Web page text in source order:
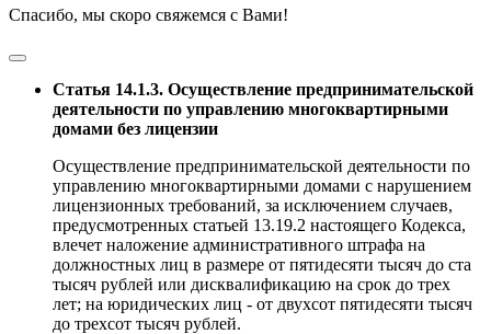
Спасибо, мы скоро свяжемся с Вами!
Статья 14.1.3. Осуществление предпринимательской
деятельности по управлению многоквартирными
домами без лицензии
Осуществление предпринимательской деятельности по
управлению многоквартирными домами с нарушением
лицензионных требований, за исключением случаев,
предусмотренных статьей 13.19.2 настоящего Кодекса,
влечет наложение административного штрафа на
должностных лиц в размере от пятидесяти тысяч до ста
тысяч рублей или дисквалификацию на срок до трех
лет; на юридических лиц - от двухсот пятидесяти тысяч
до трехсот тысяч рублей.